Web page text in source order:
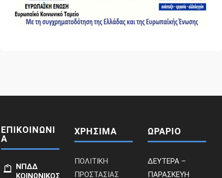
ΕΠΙΚΟΙΝΩΝΙ
Α
ΝΠΔΔ
ΚΟΙΝΩΝΙΚΟΣ
ΧΡΗΣΙΜΑ
ΠΟΛΙΤΙΚΗ
ΠΡΟΣΤΑΣΙΑΣ
ΩΡΑΡΙΟ
ΔΕΥΤΕΡΑ –
ΠΑΡΑΣΚΕΥΗ